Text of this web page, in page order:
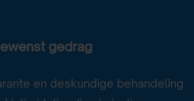
gedrag
en deskundige behandeling